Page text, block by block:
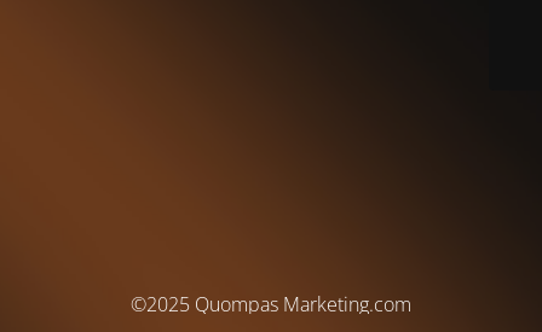
©2025 Quompas Marketing.com